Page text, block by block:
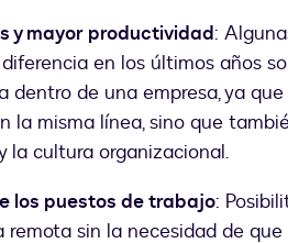
y mayor productividad:
en los últimos años
dentro de una empresa, ya
la misma línea, sino que
la cultura organizacional.
los puestos de trabajo:
sin la necesidad de